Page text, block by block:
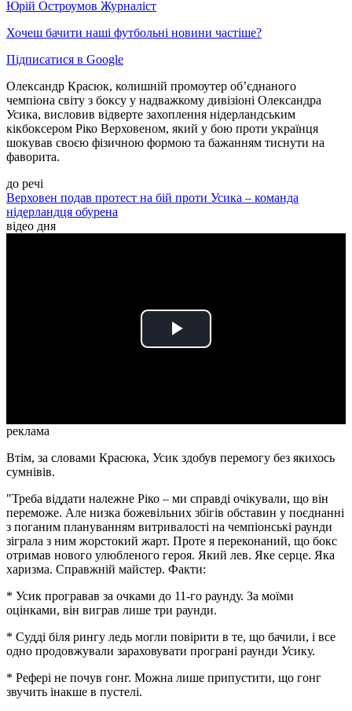
Юрій Остроумов Журналіст
Хочеш бачити наші футбольні новини частіше?
Підписатися в Google
Олександр Красюк, колишній промоутер об’єднаного
чемпіона світу з боксу у надважкому дивізіоні Олександра
Усика, висловив відверте захоплення нідерландським
кікбоксером Ріко Верховеном, який у бою проти українця
шокував своєю фізичною формою та бажанням тиснути на
фаворита.
до речі
Верховен подав протест на бій проти Усика – команда
нідерландця обурена
відео дня
Play
реклама
Втім, за словами Красюка, Усик здобув перемогу без якихось
сумнівів.
"Треба віддати належне Ріко – ми справді очікували, що він
переможе. Але низка божевільних збігів обставин у поєднанні
з поганим плануванням витривалості на чемпіонські раунди
зіграла з ним жорстокий жарт. Проте я переконаний, що бокс
отримав нового улюбленого героя. Який лев. Яке серце. Яка
харизма. Справжній майстер. Факти:
* Усик програвав за очками до 11-го раунду. За моїми
оцінками, він виграв лише три раунди.
* Судді біля рингу ледь могли повірити в те, що бачили, і все
одно продовжували зараховувати програні раунди Усику.
* Рефері не почув гонг. Можна лише припустити, що гонг
звучить інакше в пустелі.